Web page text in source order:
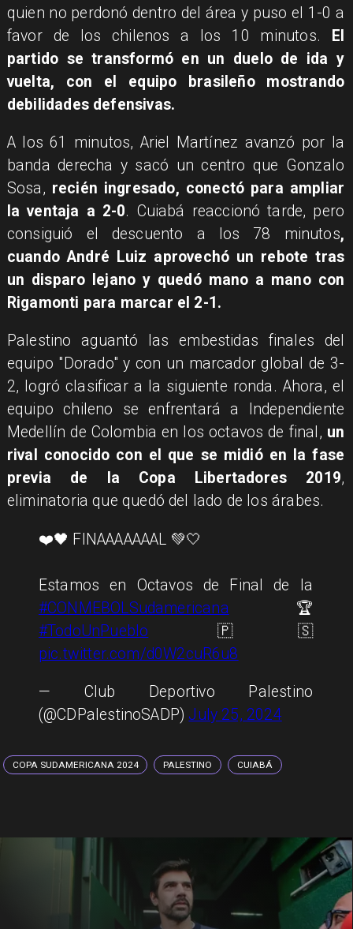
quien no perdonó dentro del área y puso el 1-0 a
favor de los chilenos a los 10 minutos.
El
partido se transformó en un duelo de ida y
vuelta, con el equipo brasileño mostrando
debilidades defensivas.
A los 61 minutos, Ariel Martínez avanzó por la
banda derecha y sacó un centro que Gonzalo
Sosa, recién ingresado, conectó para ampliar
la ventaja a 2-0. Cuiabá reaccionó tarde, pero
consiguió el descuento a los 78 minutos,
cuando André Luiz aprovechó un rebote tras
un disparo lejano y quedó mano a mano con
Rigamonti para marcar el 2-1.
Palestino aguantó las embestidas finales del
equipo "Dorado" y con un marcador global de 3-
2, logró clasificar a la siguiente ronda. Ahora, el
equipo chileno se enfrentará a Independiente
Medellín de Colombia en los octavos de final, un
rival conocido con el que se midió en la fase
previa de la Copa Libertadores 2019,
eliminatoria que quedó del lado de los árabes.
❤️🖤 FINAAAAAAAL 💚🤍
Estamos en Octavos de Final de la
#CONMEBOLSudamericana 🏆
#TodoUnPueblo 🇵🇸
pic.twitter.com/d0W2cuR6u8
— Club Deportivo Palestino
(@CDPalestinoSADP) July 25, 2024
COPA SUDAMERICANA 2024 PALESTINO CUIABÁ